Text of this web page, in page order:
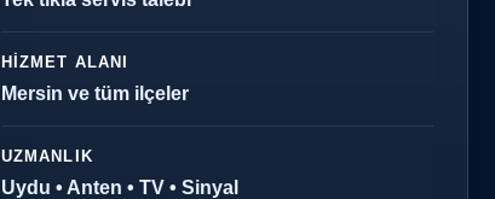
HIZMET ALANI
Mersin ve tüm ilçeler
UZMANLIK
Uydu • Anten • TV • Sinyal